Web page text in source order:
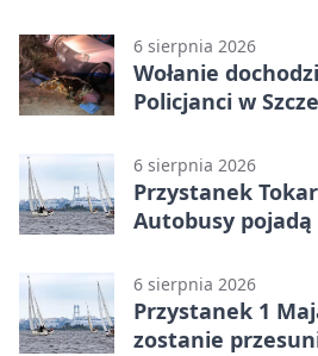
6 sierpnia 2026
Wołanie
Policjanci w
6 sierpnia 2026
Przystanek
Autobusy
6 sierpnia 2026
Przystanek 1
zostanie